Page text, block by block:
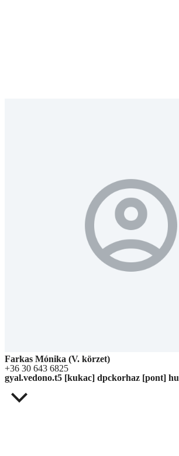
Farkas Mónika (V. körzet)
+36 30 643 6825
gyal.vedono.t5 [kukac] dpckorhaz [pont] hu